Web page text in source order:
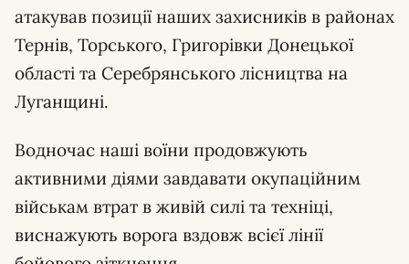
атакував позиції наших захисників в районах
Тернів, Торського, Григорівки Донецької
області та Серебрянського лісництва на
Луганщині.
Водночас наші воїни продовжують
активними діями завдавати окупаційним
військам втрат в живій силі та техніці,
виснажують ворога вздовж всієї лінії